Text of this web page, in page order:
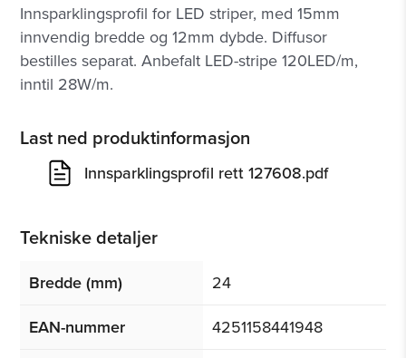
Innsparklingsprofil for LED striper, med 15mm
innvendig bredde og 12mm dybde. Diffusor
bestilles separat. Anbefalt LED-stripe 120LED/m,
inntil 28W/m.
Last ned produktinformasjon
Innsparklingsprofil rett 127608.pdf
Tekniske detaljer
Bredde (mm)
24
EAN-nummer
4251158441948